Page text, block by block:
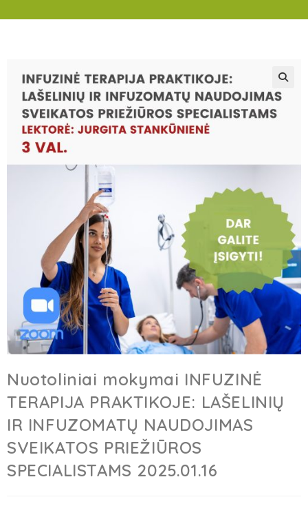
Nuotoliniai mokymai INFUZINĖ
TERAPIJA PRAKTIKOJE: LAŠELINIŲ
IR INFUZOMATŲ NAUDOJIMAS
SVEIKATOS PRIEŽIŪROS
SPECIALISTAMS 2025.01.16